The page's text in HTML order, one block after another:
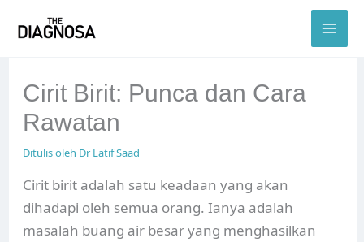
Cirit Birit: Punca dan Cara
Rawatan
Ditulis oleh Dr Latif Saad
Cirit birit adalah satu keadaan yang akan
dihadapi oleh semua orang. Ianya adalah
masalah buang air besar yang menghasilkan